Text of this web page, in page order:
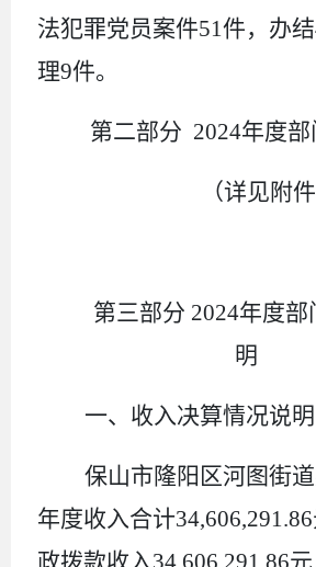
法犯罪党员案件51件，办结
理9件。
第二部分 2024年度部
（详见附件
第三部分 2024年度部
明
一、收入决算情况说明
保山市隆阳区河图街
年度收入合计34,606,291.86
政拨款收入34 606 291.86元